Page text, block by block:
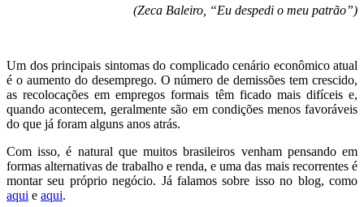
(Zeca Baleiro, “Eu despedi o meu patrão”)
Um dos principais sintomas do complicado cenário econômico atual
é o aumento do desemprego. O número de demissões tem crescido,
as recolocações em empregos formais têm ficado mais difíceis e,
quando acontecem, geralmente são em condições menos favoráveis
do que já foram alguns anos atrás.
Com isso, é natural que muitos brasileiros venham pensando em
formas alternativas de trabalho e renda, e uma das mais recorrentes é
montar seu próprio negócio. Já falamos sobre isso no blog, como
aqui e aqui.